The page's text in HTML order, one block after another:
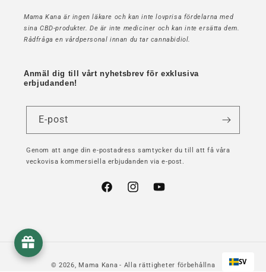
Mama Kana är ingen läkare och kan inte lovprisa fördelarna med
sina CBD-produkter. De är inte mediciner och kan inte ersätta dem.
Rådfråga en vårdpersonal innan du tar cannabidiol.
Anmäl dig till vårt nyhetsbrev för exklusiva
erbjudanden!
E-post
Genom att ange din e-postadress samtycker du till att få våra
veckovisa kommersiella erbjudanden via e-post.
FacebookInstagramYouTube
© 2026, Mama Kana - Alla rättigheter förbehållna SV